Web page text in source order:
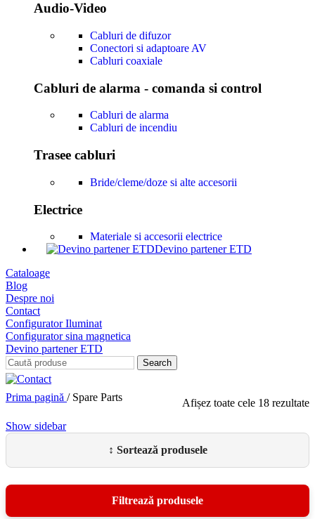
Audio-Video
Cabluri de difuzor
Conectori si adaptoare AV
Cabluri coaxiale
Cabluri de alarma - comanda si control
Cabluri de alarma
Cabluri de incendiu
Trasee cabluri
Bride/cleme/doze si alte accesorii
Electrice
Materiale si accesorii electrice
Devino partener ETD
Cataloage
Blog
Despre noi
Contact
Configurator Iluminat
Configurator sina magnetica
Devino partener ETD
Search
Prima pagină / Spare Parts
Afișez toate cele 18 rezultate
Show sidebar